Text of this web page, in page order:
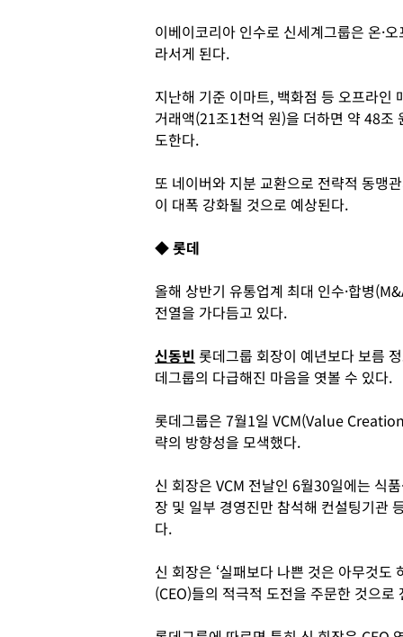
이베이코리아 인수로 신세계그룹은 온·
라서게 된다.
지난해 기준 이마트, 백화점 등 오프라인
거래액(21조1천억 원)을 더하면 약 48
도한다.
또 네이버와 지분 교환으로 전략적 동맹
이 대폭 강화될 것으로 예상된다.
◆ 롯데
올해 상반기 유통업계 최대 인수·합병
전열을 가다듬고 있다.
신동빈 롯데그룹 회장이 예년보다 보름
데그룹의 다급해진 마음을 엿볼 수 있다.
롯데그룹은 7월1일 VCM(Value
략의 방향성을 모색했다.
신 회장은 VCM 전날인 6월30일에는 식
장 및 일부 경영진만 참석해 컨설팅기관
다.
신 회장은 ‘실패보다 나쁜 것은 아무것도
(CEO)들의 적극적 도전을 주문한 것으로